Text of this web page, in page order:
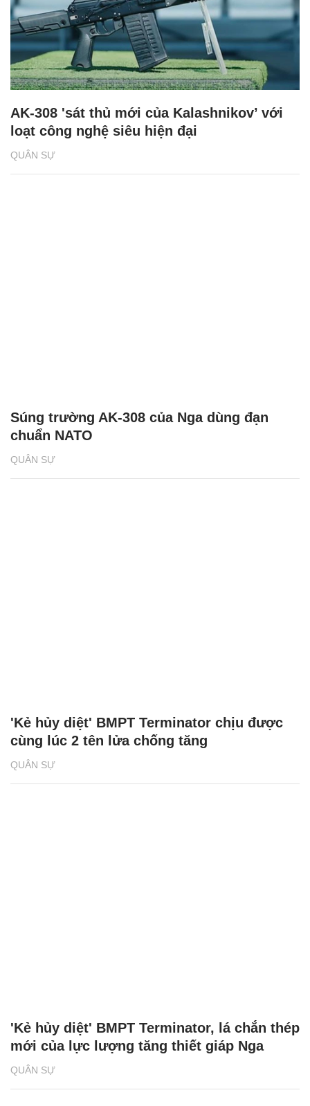
QUÂN SỰ
AK-308 'sát thủ mới của Kalashnikov’ với
loạt công nghệ siêu hiện đại
QUÂN SỰ
Súng trường AK-308 của Nga dùng đạn
chuẩn NATO
QUÂN SỰ
'Kẻ hủy diệt' BMPT Terminator chịu được
cùng lúc 2 tên lửa chống tăng
QUÂN SỰ
'Kẻ hủy diệt' BMPT Terminator, lá chắn thép
mới của lực lượng tăng thiết giáp Nga